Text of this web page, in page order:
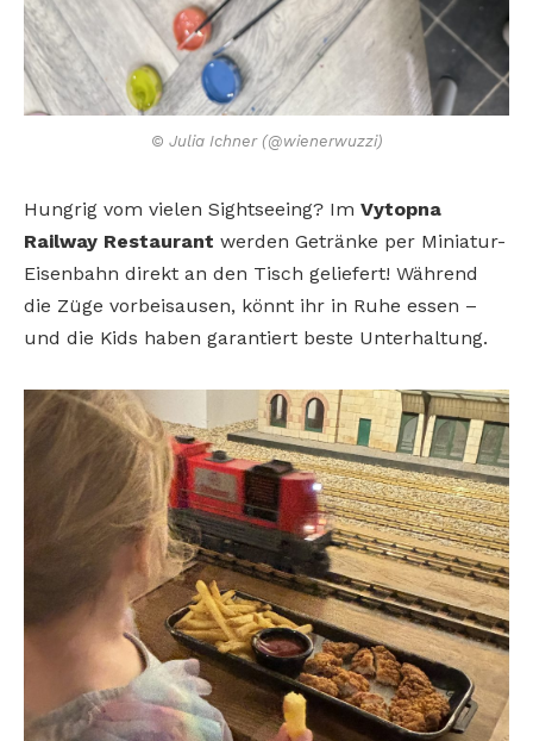
© Julia Ichner (@wienerwuzzi)
Hungrig vom vielen Sightseeing? Im Vytopna
Railway Restaurant werden Getränke per Miniatur-
Eisenbahn direkt an den Tisch geliefert! Während
die Züge vorbeisausen, könnt ihr in Ruhe essen –
und die Kids haben garantiert beste Unterhaltung.